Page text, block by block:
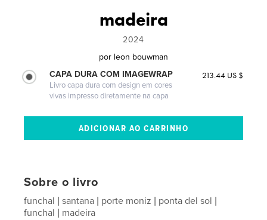
madeira
2024
por leon bouwman
CAPA DURA COM IMAGEWRAP
Livro capa dura com design em cores
vivas impresso diretamente na capa
213.44 US $
Sobre o livro
funchal | santana | porte moniz | ponta del sol |
funchal | madeira